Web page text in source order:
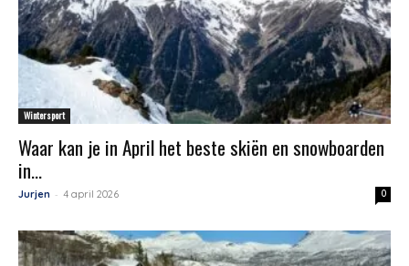
Wintersport
Waar kan je in April het beste skiën en snowboarden
in...
Jurjen - 4 april 2026 0